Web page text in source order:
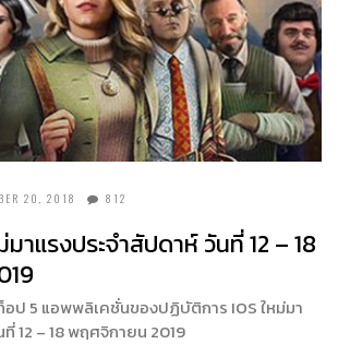
20, 2018 812
มาแรงประจำสัปดาห์ วันที่ 12 – 18
อป 5 แอพพลิเคชั่นของปฏิบัติการ IOS ใหม่มา
12 – 18 พฤศจิกายน 2019